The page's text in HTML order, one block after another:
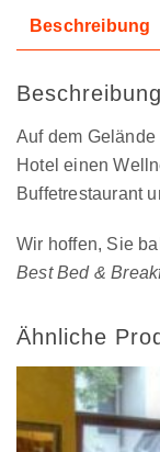
Beschreibung
Beschreibung
Auf dem
Hotel einen
Buffetrestaurant
Wir hoffen, Sie
Best Bed &
Ähnliche